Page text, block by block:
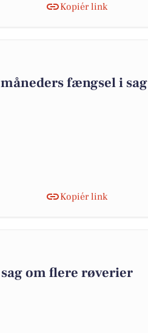
Kopiér link
fængsel i sag
Kopiér link
om flere røverier